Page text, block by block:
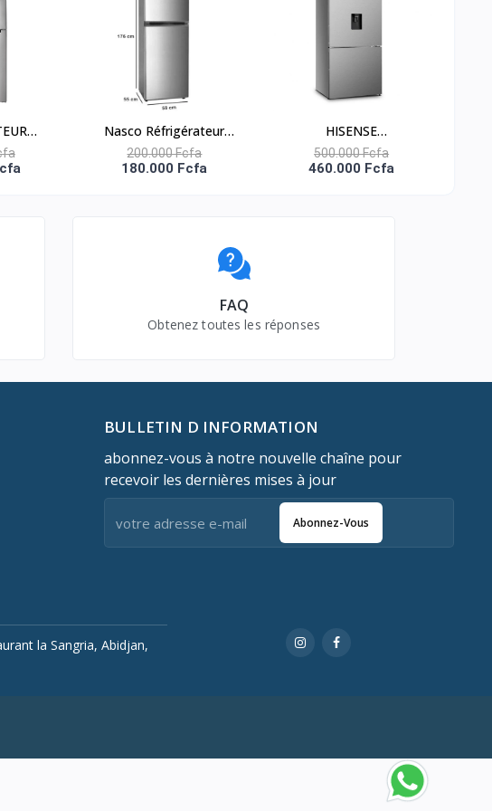
40
Nasco Réfrigérateur
Combiné Avec Clé -
KNASD2-400 - 211 Litres
200.000 Fcfa
180.000 Fcfa
HISENSE
RÉFRIGÉRATEUR
COMBINE 518 LITRES –
500.000 Fcfa
460.000 Fcfa
FAQ
Obtenez toutes les réponses
BULLETIN D INFORMATION
abonnez-vous à notre nouvelle chaîne pour
recevoir les dernières mises à jour
Abonnez-Vous
la Sangria, Abidjan,